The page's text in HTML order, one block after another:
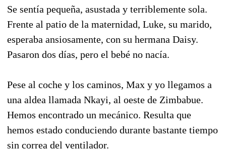
Se sentía pequeña, asustada y terriblemente sola.
Frente al patio de la maternidad, Luke, su marido,
esperaba ansiosamente, con su hermana Daisy.
Pasaron dos días, pero el bebé no nacía.
Pese al coche y los caminos, Max y yo llegamos a
una aldea llamada Nkayi, al oeste de Zimbabue.
Hemos encontrado un mecánico. Resulta que
hemos estado conduciendo durante bastante tiempo
sin correa del ventilador.